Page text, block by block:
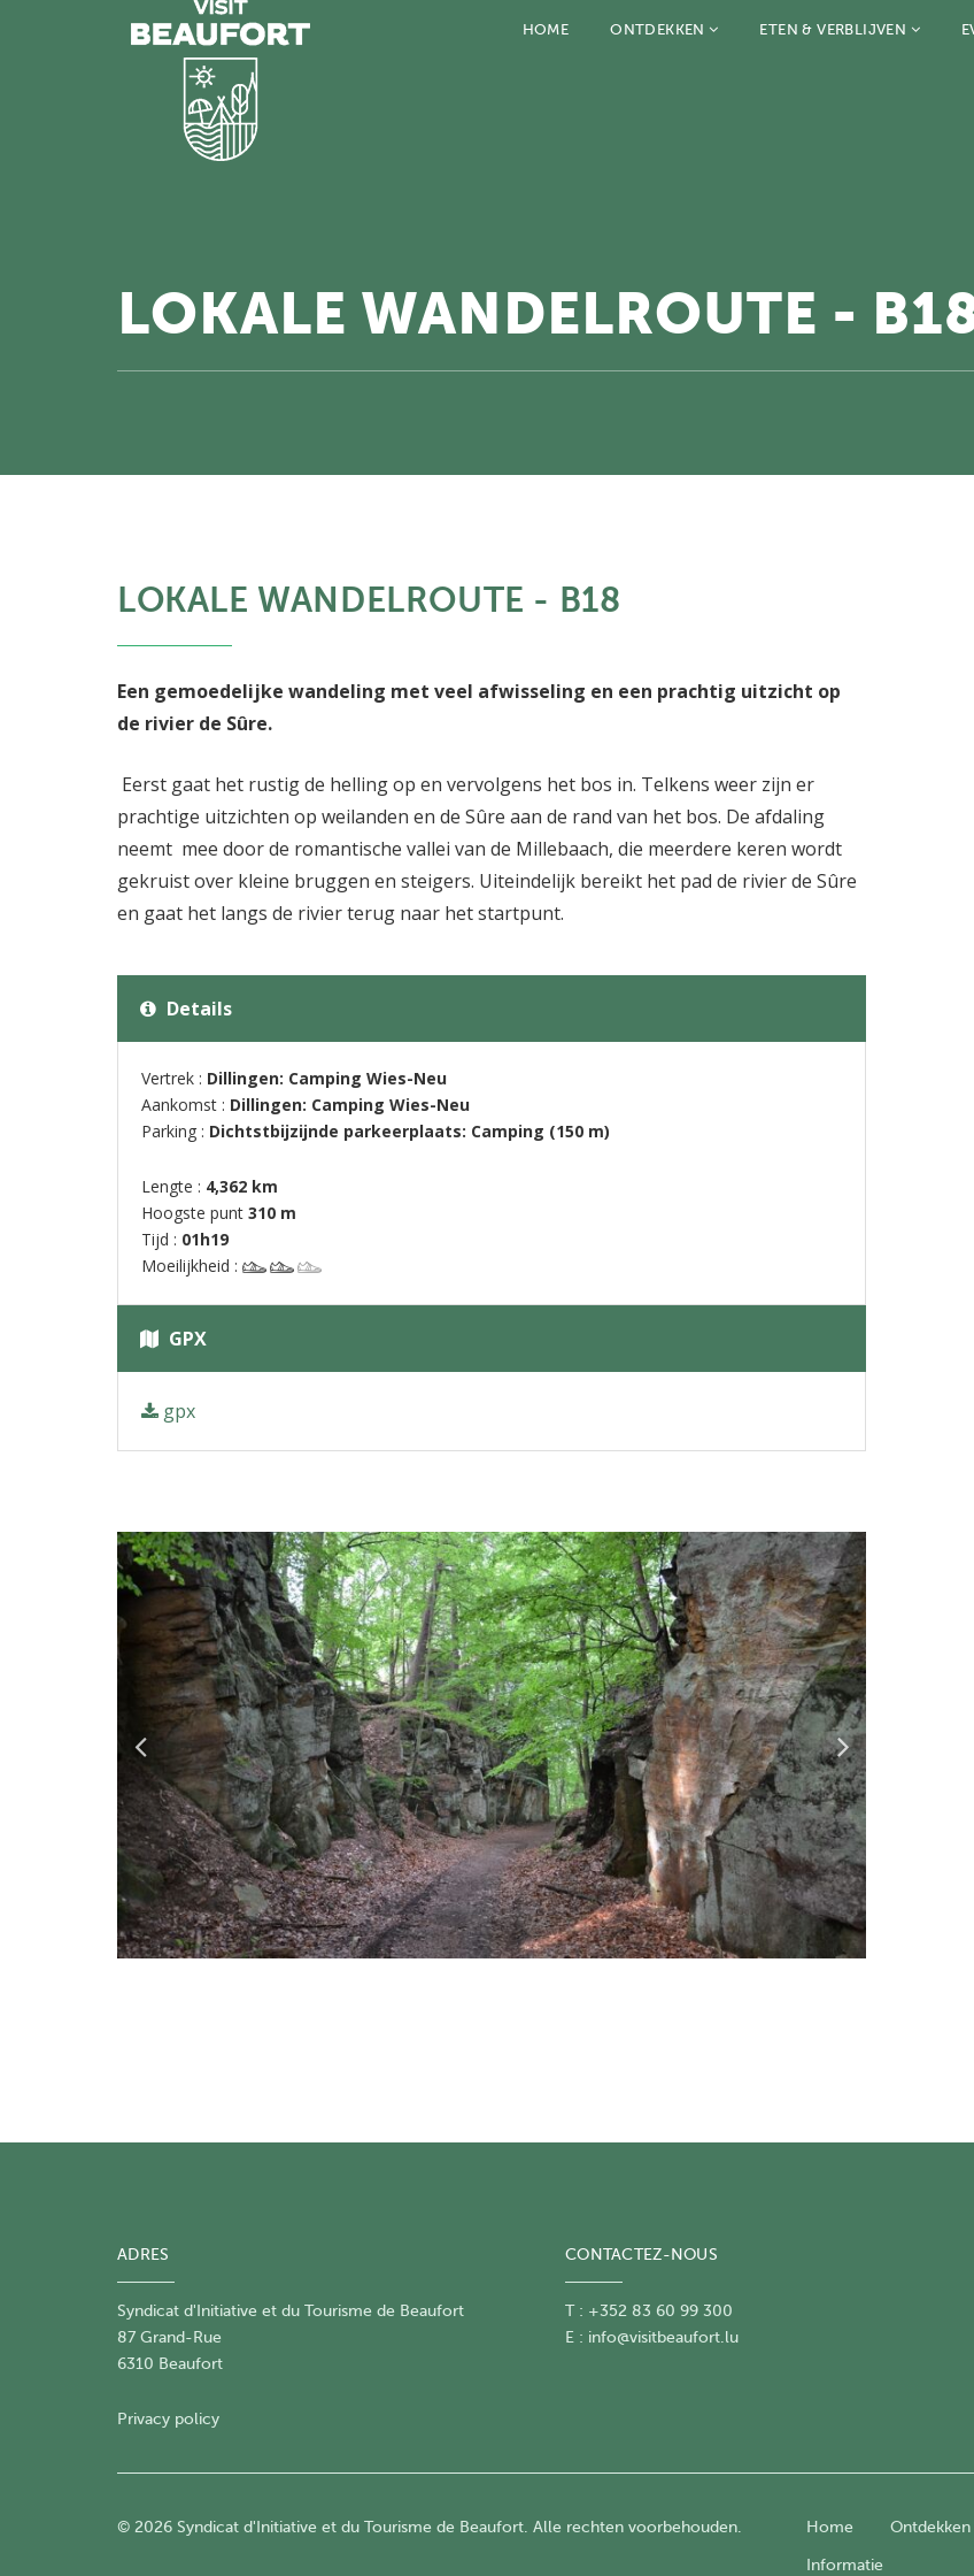
HOME ONTDEKKEN ETEN & VERBLIJVEN
LOKALE WANDELROUTE -
LOKALE WANDELROUTE - B18
Een gemoedelijke wandeling met veel afwisseling en een prachtig uitzicht op
de rivier de Sûre.
Eerst gaat het rustig de helling op en vervolgens het bos in. Telkens weer zijn er
prachtige uitzichten op weilanden en de Sûre aan de rand van het bos. De afdaling
neemt mee door de romantische vallei van de Millebaach, die meerdere keren wordt
gekruist over kleine bruggen en steigers. Uiteindelijk bereikt het pad de rivier de Sûre
en gaat het langs de rivier terug naar het startpunt.
Details
Vertrek : Dillingen: Camping Wies-Neu
Aankomst : Dillingen: Camping Wies-Neu
Parking : Dichtstbijzijnde parkeerplaats: Camping (150 m)
Lengte : 4,362 km
Hoogste punt 310 m
Tijd : 01h19
Moeilijkheid :
GPX
gpx
ADRES
Syndicat d'Initiative et du Tourisme de Beaufort
87 Grand-Rue
6310 Beaufort
Privacy policy
CONTACTEZ-NOUS
T : +352 83 60 99 300
E : info@visitbeaufort.lu
© 2026 Syndicat d'Initiative et du Tourisme de Beaufort. Alle rechten voorbehouden. Home Ontdekken
Informatie